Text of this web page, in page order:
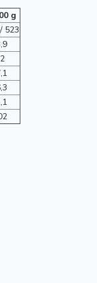
g
523